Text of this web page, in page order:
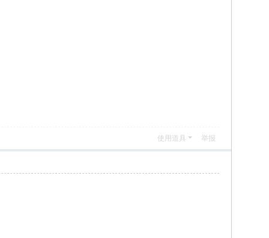
使用道具 举报